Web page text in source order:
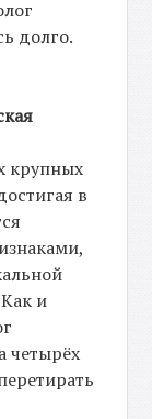
долго.
крупных
в
и
четырёх